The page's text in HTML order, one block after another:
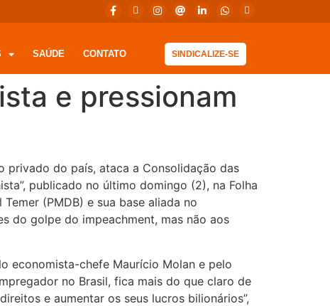
SAÚDE CONTATO SINDICALIZE-SE
e pressionam
privado do país, ataca a Consolidação das
publicado no último domingo (2), na Folha
(PMDB) e sua base aliada no
do golpe do impeachment, mas não aos
economista-chefe Maurício Molan e pelo
no Brasil, fica mais do que claro de
e aumentar os seus lucros bilionários”,